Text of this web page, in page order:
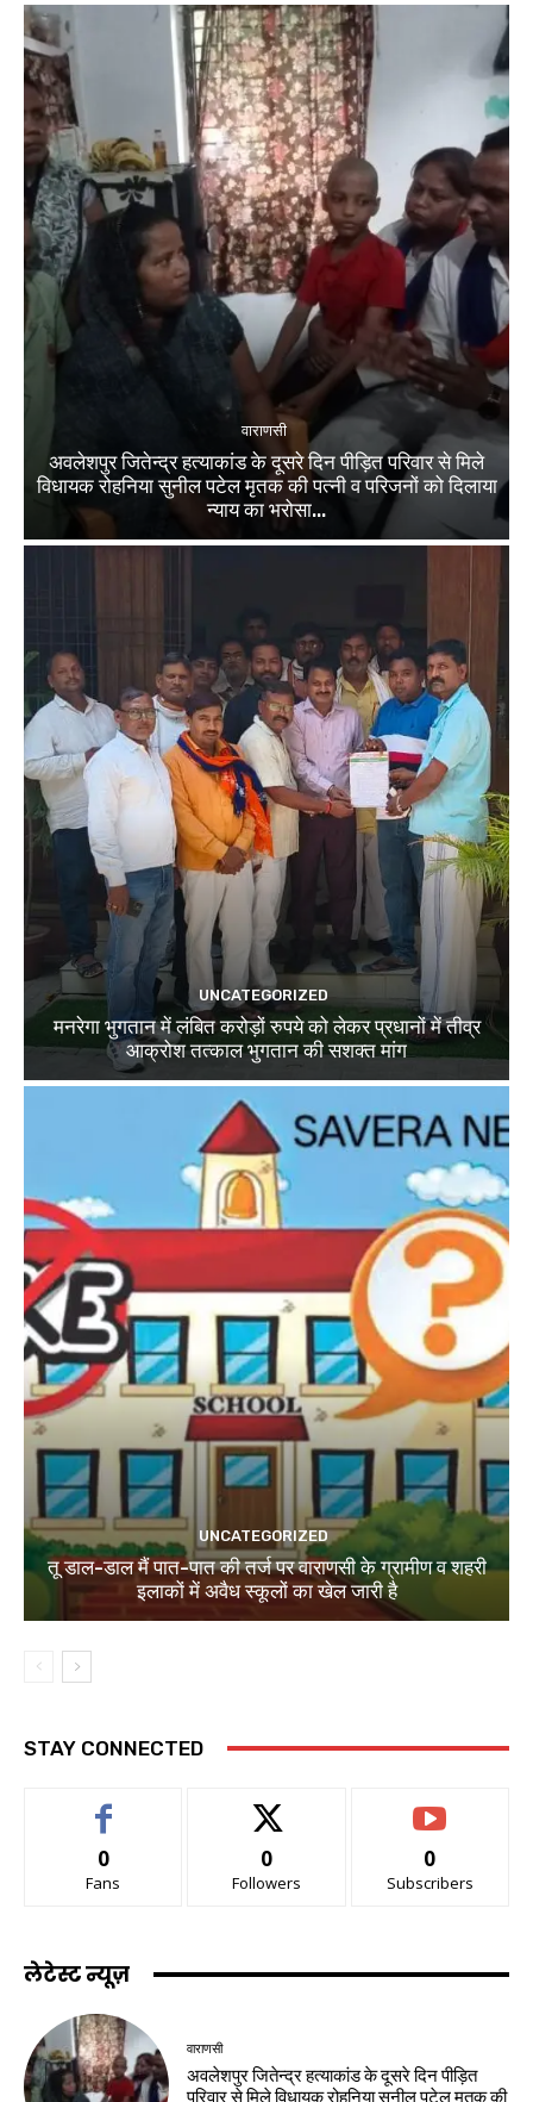
वाराणसी
अवलेशपुर जितेन्द्र हत्याकांड के दूसरे दिन पीड़ित परिवार से मिले
विधायक रोहनिया सुनील पटेल मृतक की पत्नी व परिजनों को दिलाया
न्याय का भरोसा...
UNCATEGORIZED
मनरेगा भुगतान में लंबित करोड़ों रुपये को लेकर प्रधानों में तीव्र
आक्रोश तत्काल भुगतान की सशक्त मांग
UNCATEGORIZED
तू डाल-डाल मैं पात-पात की तर्ज पर वाराणसी के ग्रामीण व शहरी
इलाकों में अवैध स्कूलों का खेल जारी है
STAY CONNECTED
0
Fans
0
Followers
0
Subscribers
लेटेस्ट न्यूज़
वाराणसी
अवलेशपुर जितेन्द्र हत्याकांड के दूसरे दिन पीड़ित
परिवार से मिले विधायक रोहनिया सुनील पटेल मृतक की